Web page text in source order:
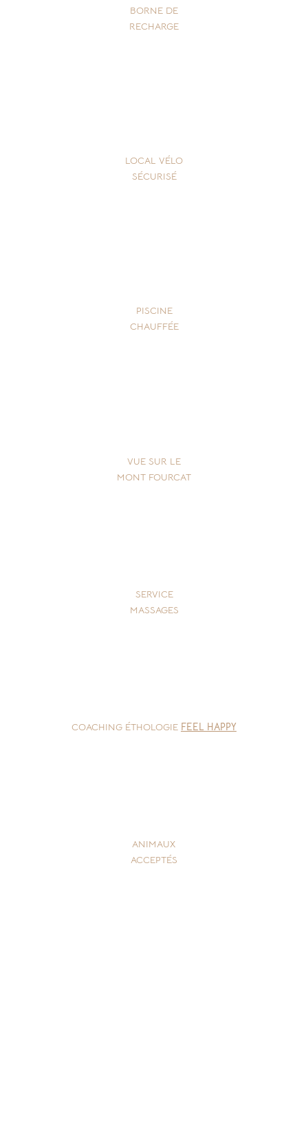
BORNE DE
RECHARGE
LOCAL VÉLO
SÉCURISÉ
PISCINE
CHAUFFÉE
VUE SUR LE
MONT FOURCAT
SERVICE
MASSAGES
COACHING ÉTHOLOGIE FEEL HAPPY
ANIMAUX
ACCEPTÉS